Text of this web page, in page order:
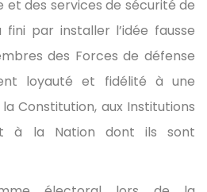
et des services de sécurité de
par installer l’idée fausse
des Forces de défense
loyauté et fidélité à une
Constitution, aux Institutions
à la Nation dont ils sont